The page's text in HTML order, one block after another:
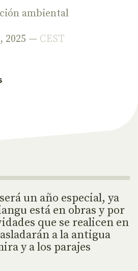
ambiental
2025 — CEST
un año especial, ya
está en obras y por
que se realicen en
a la antigua
y a los parajes